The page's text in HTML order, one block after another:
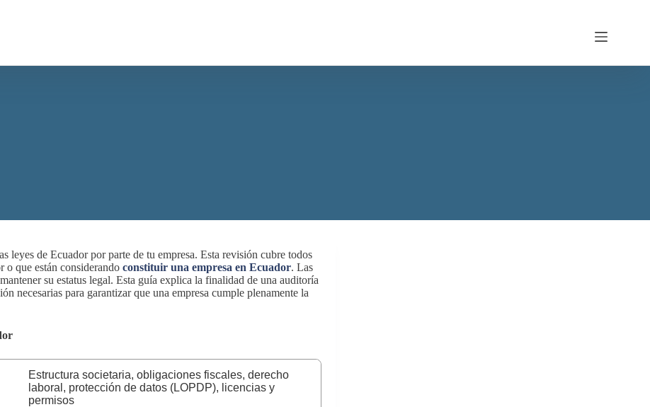
leyes de Ecuador por parte de tu empresa. Esta revisión cubre todos
o que están considerando constituir una empresa en Ecuador. Las
su estatus legal. Esta guía explica la finalidad de una auditoría
necesarias para garantizar que una empresa cumple plenamente la
Estructura societaria, obligaciones fiscales, derecho
laboral, protección de datos (LOPDP), licencias y
permisos